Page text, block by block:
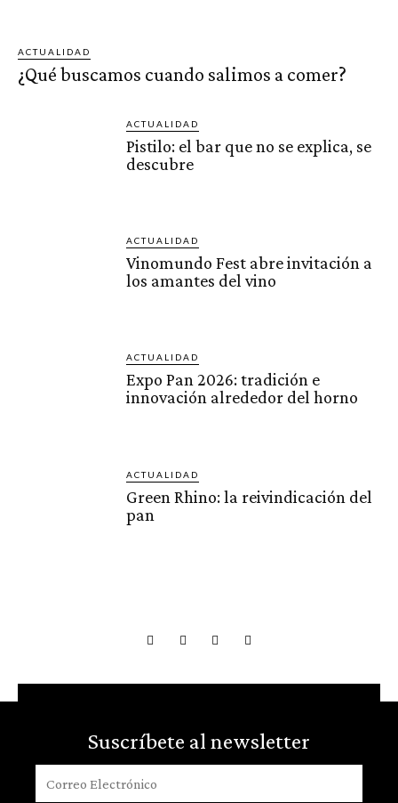
ACTUALIDAD
¿Qué buscamos cuando salimos a comer?
ACTUALIDAD
Pistilo: el bar que no se explica, se
descubre
ACTUALIDAD
Vinomundo Fest abre invitación a
los amantes del vino
ACTUALIDAD
Expo Pan 2026: tradición e
innovación alrededor del horno
ACTUALIDAD
Green Rhino: la reivindicación del
pan
Suscríbete al newsletter